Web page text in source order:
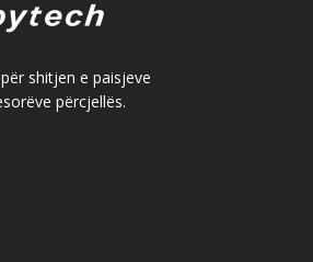
shitjen e paisjeve
përcjellës.